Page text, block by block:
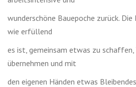
wunderschöne Bauepoche zurück.
wie erfüllend
es ist, gemeinsam etwas zu
übernehmen und mit
den eigenen Händen etwas